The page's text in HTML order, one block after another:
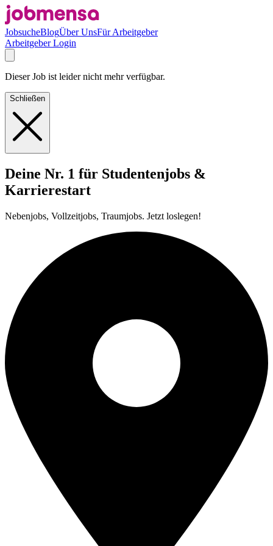
JobsucheBlogÜber UnsFür Arbeitgeber
Arbeitgeber Login
Dieser Job ist leider nicht mehr verfügbar.
Schließen
Deine Nr. 1 für Studentenjobs &
Karrierestart
Nebenjobs, Vollzeitjobs, Traumjobs. Jetzt loslegen!